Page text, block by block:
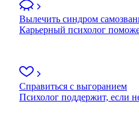
Вылечить синдром
Карьерный психолог
Справиться с выгоранием
Психолог поддержит, если